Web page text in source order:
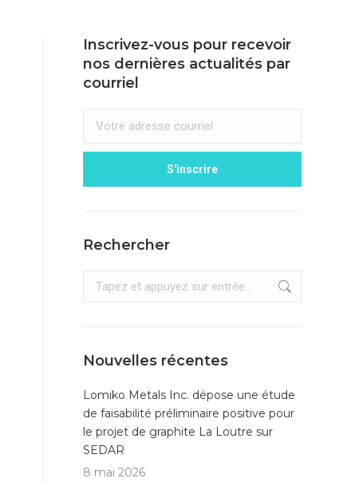
Inscrivez-vous pour recevoir
nos dernières actualités par
courriel
Rechercher
Recherche
Nouvelles récentes
Lomiko Metals Inc. dépose une étude
de faisabilité préliminaire positive pour
le projet de graphite La Loutre sur
SEDAR
8 mai 2026